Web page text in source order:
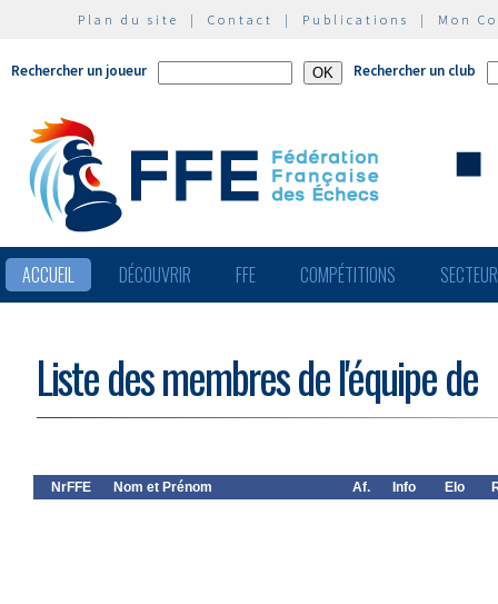
Plan du site | Contact | Publications | Mon
Rechercher un joueur Rechercher un club
ACCUEIL DÉCOUVRIR FFE COMPÉTITIONS
Liste des membres de l'équipe de
NrFFE Nom et Prénom Af. Info Elo